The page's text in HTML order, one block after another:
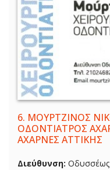
6. ΜΟΥΡΤΖΙΝΟΣ
ΟΔΟΝΤΙΑΤΡΟΣ
ΑΧΑΡΝΕΣ ΑΤΤΙΚΗΣ
Διεύθυνση: Οδυσσέως